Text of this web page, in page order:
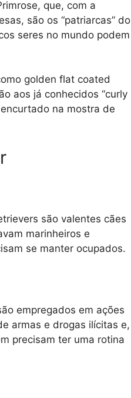
que, com a
são os “patriarcas” do
seres no mundo podem
golden flat coated
aos já conhecidos “curly
na mostra de
são valentes cães
marinheiros e
se manter ocupados.
empregados em ações
armas e drogas ilícitas e,
precisam ter uma rotina